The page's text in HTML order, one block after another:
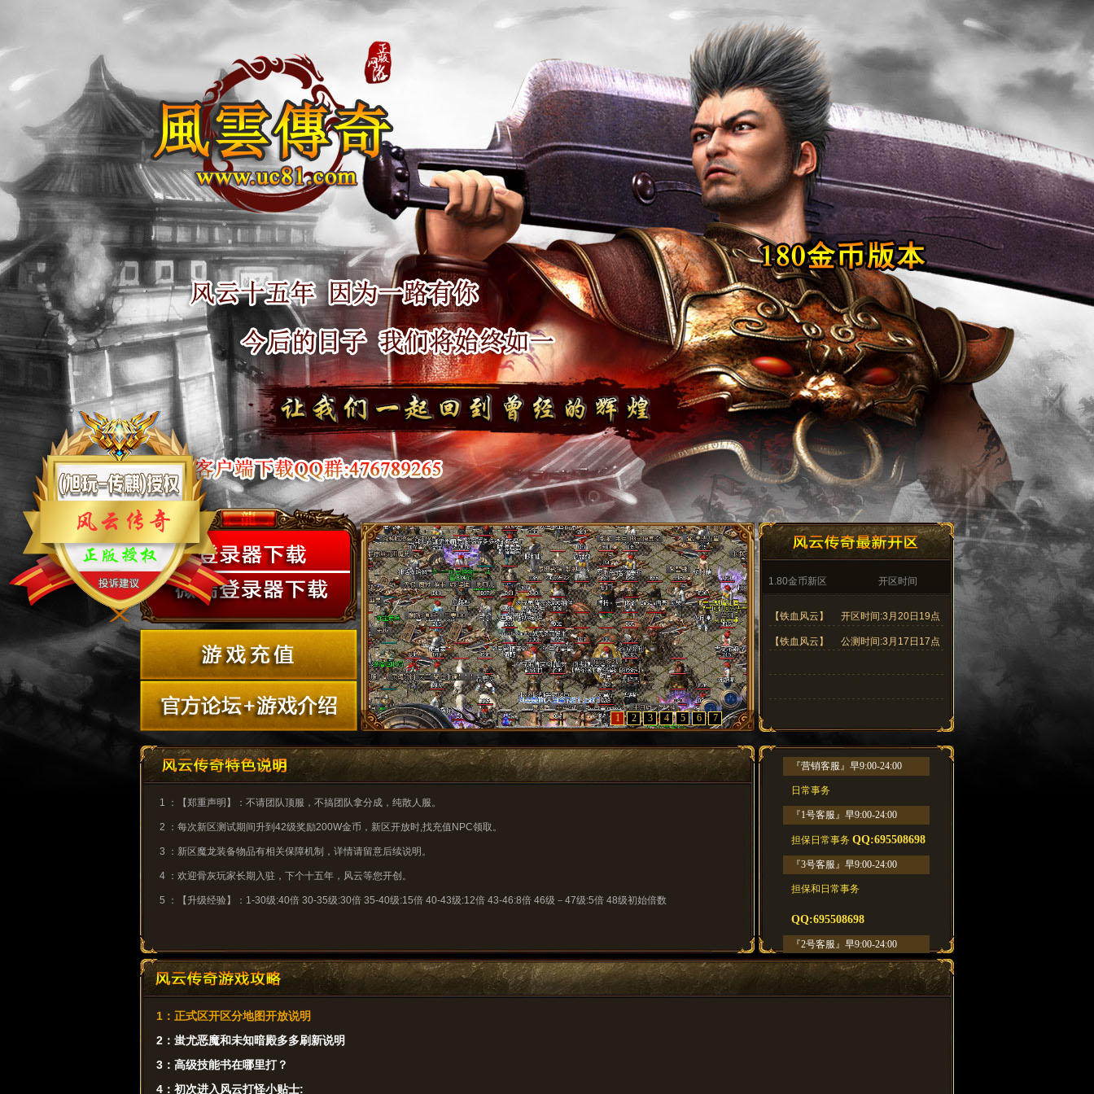
1 2 3 4 5 6 7
1.80金币新区 开区时间
【铁血风云】 开区时间:3月20日19点
【铁血风云】 公测时间:3月17日17点
1 ：【郑重声明】：不请团队顶服，不搞团队拿分成，纯散人服。
2 ：每次新区测试期间升到42级奖励200W金币，新区开放时,找充值NPC领取。
3 ：新区魔龙装备物品有相关保障机制，详情请留意后续说明。
4 ：欢迎骨灰玩家长期入驻，下个十五年，风云等您开创。
5 ：【升级经验】：1-30级:40倍 30-35级:30倍 35-40级:15倍 40-43级:12倍 43-46:8倍 46级－47级:5倍 48级初始倍数
『营销客服』早9:00-24:00
日常事务
『1号客服』早9:00-24:00
担保日常事务 QQ:695508698
『3号客服』早9:00-24:00
担保和日常事务
QQ:695508698
『2号客服』早9:00-24:00
QQ:695508698
1：正式区开区分地图开放说明
2：蚩尤恶魔和未知暗殿多多刷新说明
3：高级技能书在哪里打？
4：初次进入风云打怪小贴士: